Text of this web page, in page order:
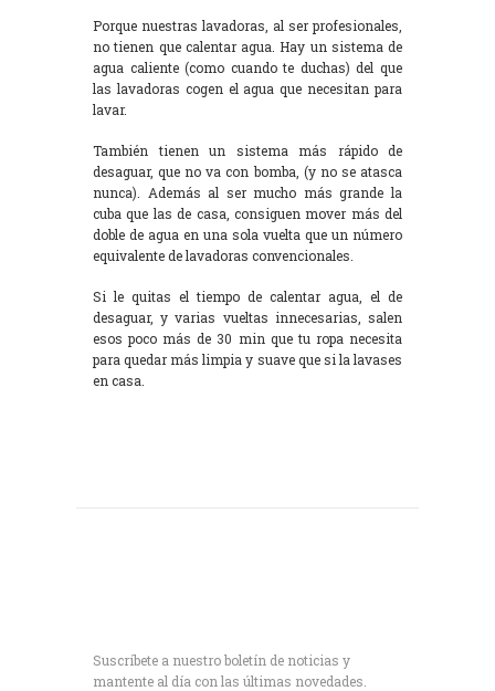
Porque nuestras lavadoras, al ser profesionales,
no tienen que calentar agua. Hay un sistema de
agua caliente (como cuando te duchas) del que
las lavadoras cogen el agua que necesitan para
lavar.
También tienen un sistema más rápido de
desaguar, que no va con bomba, (y no se atasca
nunca). Además al ser mucho más grande la
cuba que las de casa, consiguen mover más del
doble de agua en una sola vuelta que un número
equivalente de lavadoras convencionales.
Si le quitas el tiempo de calentar agua, el de
desaguar, y varias vueltas innecesarias, salen
esos poco más de 30 min que tu ropa necesita
para quedar más limpia y suave que si la lavases
en casa.
Suscríbete a nuestro boletín de noticias y
mantente al día con las últimas novedades.